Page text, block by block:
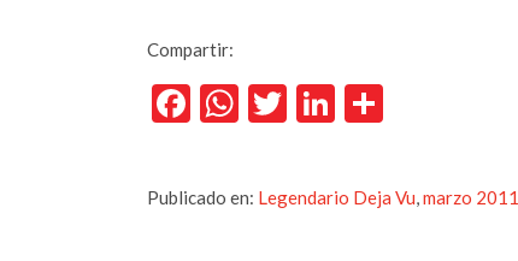
Compartir:
Facebook
WhatsApp
TwitterLinkedIn
Publicado en: Legendario Deja Vu,marzo 2011